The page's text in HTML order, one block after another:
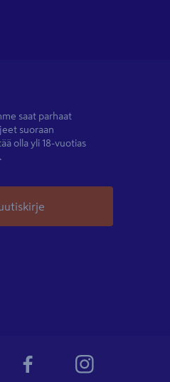
saat parhaat
suoraan
olla yli 18-vuotias